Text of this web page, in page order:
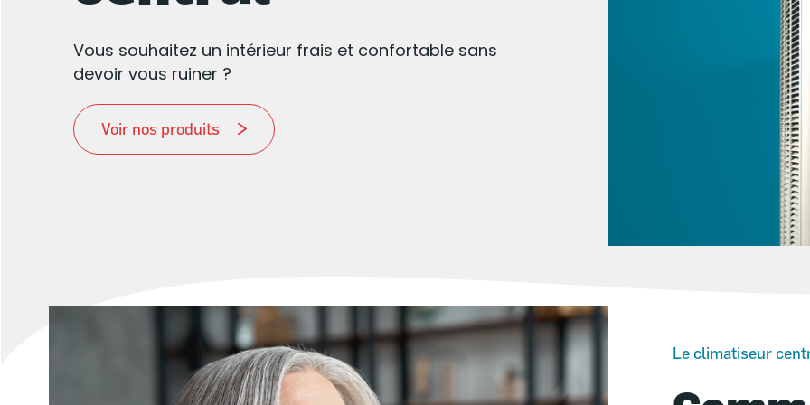
Vous souhaitez un intérieur frais et confortable sans
devoir vous ruiner ?
Voir nos produits
Le climatiseur